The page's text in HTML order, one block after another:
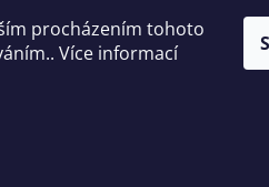
procházením tohoto
Více informací